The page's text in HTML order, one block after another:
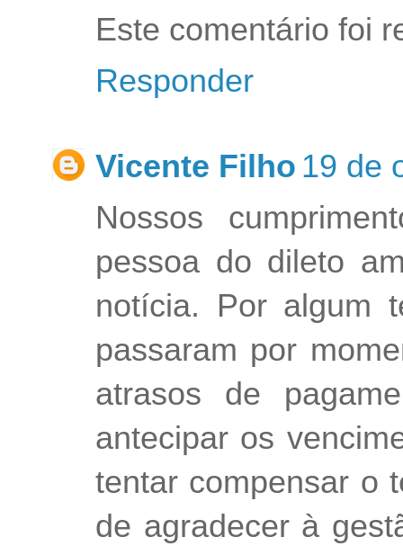
Este comentário foi
Responder
Vicente Filho 19 de
Nossos
pessoa do dileto
notícia. Por algum
passaram por
atrasos de
antecipar os
tentar compensar o
de agradecer à